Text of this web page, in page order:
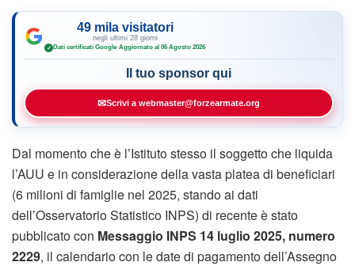
49 mila visitatori
negli ultimi 28 giorni
✓ Dati certificati Google·Aggiornato al 06 Agosto 2026
Il tuo sponsor qui
✉Scrivi a webmaster@forzearmate.org
Dal momento che è l’Istituto stesso il soggetto che liquida
l’AUU e in considerazione della vasta platea di beneficiari
(6 milioni di famiglie nel 2025, stando ai dati
dell’Osservatorio Statistico INPS) di recente è stato
pubblicato con Messaggio INPS 14 luglio 2025, numero
2229, il calendario con le date di pagamento dell’Assegno